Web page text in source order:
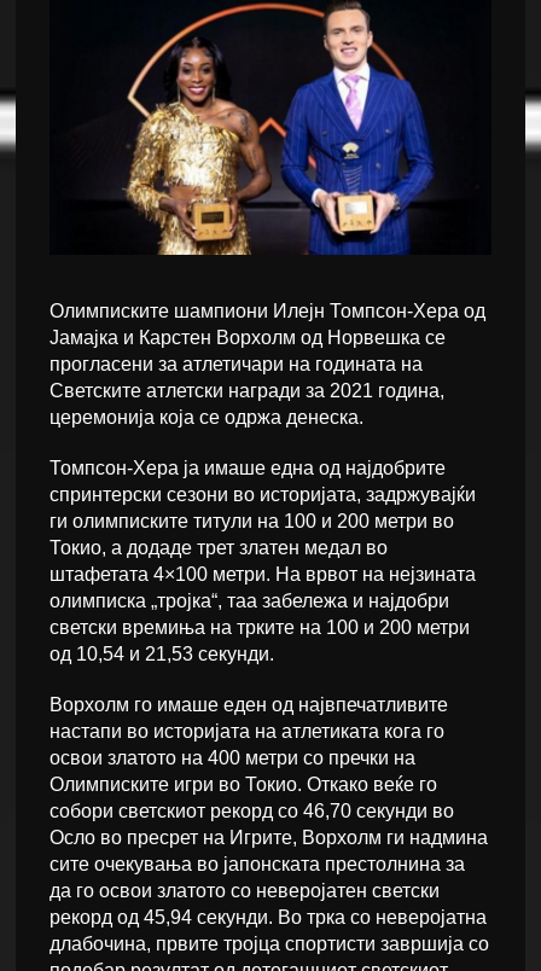
Олимписките шампиони Илејн Томпсон-Хера од
Јамајка и Карстен Ворхолм од Норвешка се
прогласени за атлетичари на годината на
Светските атлетски награди за 2021 година,
церемонија која се одржа денеска.
Томпсон-Хера ја имаше една од најдобрите
спринтерски сезони во историјата, задржувајќи
ги олимписките титули на 100 и 200 метри во
Токио, а додаде трет златен медал во
штафетата 4×100 метри. На врвот на нејзината
олимписка „тројка“, таа забележа и најдобри
светски времиња на трките на 100 и 200 метри
од 10,54 и 21,53 секунди.
Ворхолм го имаше еден од највпечатливите
настапи во историјата на атлетиката кога го
освои златото на 400 метри со пречки на
Олимписките игри во Токио. Откако веќе го
собори светскиот рекорд со 46,70 секунди во
Осло во пресрет на Игрите, Ворхолм ги надмина
сите очекувања во јапонската престолнина за
да го освои златото со неверојатен светски
рекорд од 45,94 секунди. Во трка со неверојатна
длабочина, првите тројца спортисти завршија со